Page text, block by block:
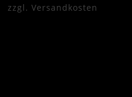
zzgl. Versandkosten